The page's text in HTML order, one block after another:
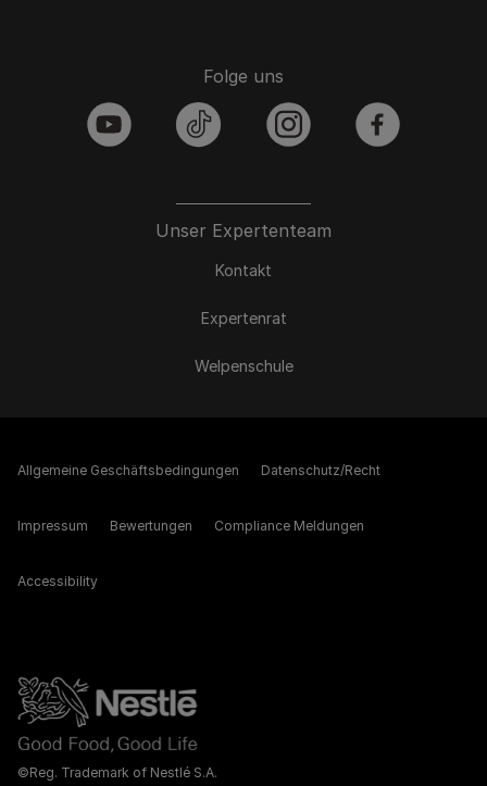
Unser Expertenteam
Kontakt
Expertenrat
Welpenschule
Folge uns
youtube tiktok instagram facebook
©Reg. Trademark of Nestlé S.A.
Allgemeine Geschäftsbedingungen Datenschutz/Recht
Impressum Bewertungen Compliance Meldungen
Accessibility